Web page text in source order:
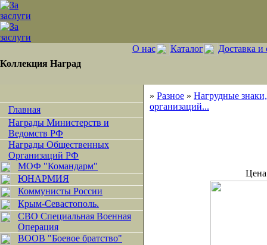
Коллекция Наград
О нас Каталог Доставка и
Главная
Награды Министерств и
Ведомств РФ
Награды Общественных
Организаций РФ
МОФ "Командарм"
ЮНАРМИЯ
Коммунисты России
Крым-Севастополь.
СВО Специальная Военная
Операция
ВООВ "Боевое братство"
» Разное » Нагрудные
организаций...